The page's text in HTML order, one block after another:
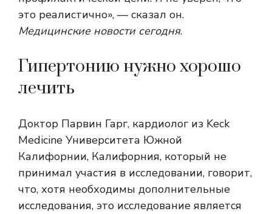
это реалистично», — сказал он.
Медицинские новости сегодня.
Гипертонию нужно хорошо
лечить
Доктор Парвин Гарг, кардиолог из Keck
Medicine Университета Южной
Калифорнии, Калифорния, который не
принимал участия в исследовании, говорит,
что, хотя необходимы дополнительные
исследования, это исследование является